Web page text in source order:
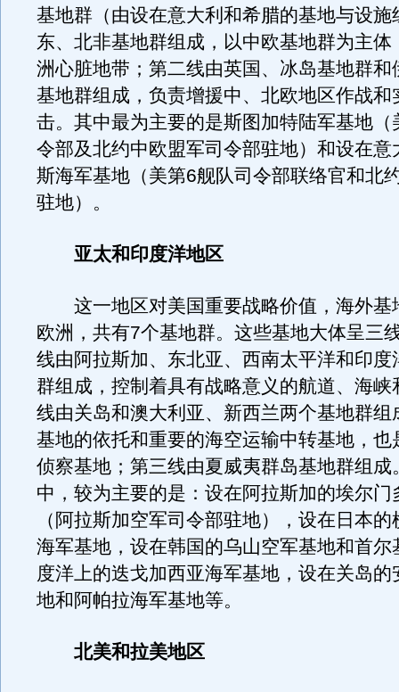
基地群（由设在意大利和希腊的基地与设施
东、北非基地群组成，以中欧基地群为主体
洲心脏地带；第二线由英国、冰岛基地群和
基地群组成，负责增援中、北欧地区作战和
击。其中最为主要的是斯图加特陆军基地（
令部及北约中欧盟军司令部驻地）和设在意
斯海军基地（美第6舰队司令部联络官和北
驻地）。
亚太和印度洋地区
这一地区对美国重要战略价值，海外基
欧洲，共有7个基地群。这些基地大体呈三
线由阿拉斯加、东北亚、西南太平洋和印度
群组成，控制着具有战略意义的航道、海峡
线由关岛和澳大利亚、新西兰两个基地群组
基地的依托和重要的海空运输中转基地，也
侦察基地；第三线由夏威夷群岛基地群组成
中，较为主要的是：设在阿拉斯加的埃尔门
（阿拉斯加空军司令部驻地），设在日本
海军基地，设在韩国的乌山空军基地和首尔
度洋上的迭戈加西亚海军基地，设在关岛的
地和阿帕拉海军基地等。
北美和拉美地区